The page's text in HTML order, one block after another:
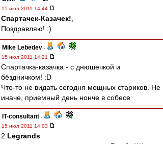
15 июл 2011 14:44
Спартачек-Казачек!
Поздравляю! :)
Mike Lebedev -
15 июл 2011 14:21
Спартачка-казачка - с днюшечкой и
бёздничком! :D
Что-то не видать сегодня мощных стариков. Не
иначе, приемный день нонче в собесе
IT-consultant -
15 июл 2011 14:03
2 Legrands